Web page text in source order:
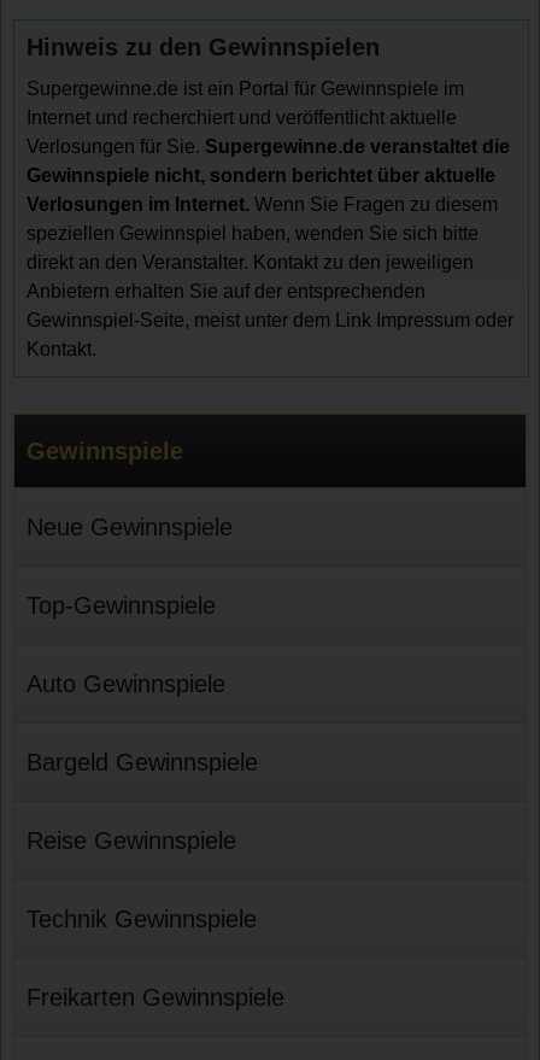
Hinweis zu den Gewinnspielen
Supergewinne.de ist ein Portal für Gewinnspiele im
Internet und recherchiert und veröffentlicht aktuelle
Verlosungen für Sie. Supergewinne.de veranstaltet die
Gewinnspiele nicht, sondern berichtet über aktuelle
Verlosungen im Internet. Wenn Sie Fragen zu diesem
speziellen Gewinnspiel haben, wenden Sie sich bitte
direkt an den Veranstalter. Kontakt zu den jeweiligen
Anbietern erhalten Sie auf der entsprechenden
Gewinnspiel-Seite, meist unter dem Link Impressum oder
Kontakt.
Gewinnspiele
Neue Gewinnspiele
Top-Gewinnspiele
Auto Gewinnspiele
Bargeld Gewinnspiele
Reise Gewinnspiele
Technik Gewinnspiele
Freikarten Gewinnspiele